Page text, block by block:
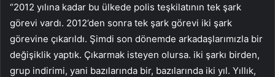
“2012 yılına kadar bu ülkede polis teşkilatının tek şark
görevi vardı. 2012’den sonra tek şark görevi iki şark
görevine çıkarıldı. Şimdi son dönemde arkadaşlarımızla bir
değişiklik yaptık. Çıkarmak isteyen olursa. iki şarkı birden,
grup indirimi, yani bazılarında bir, bazılarında iki yıl. Yıllık,